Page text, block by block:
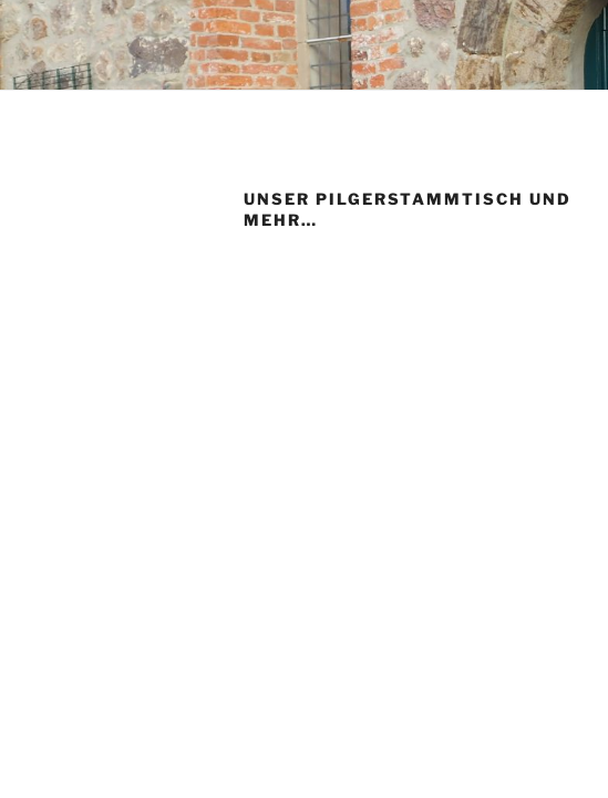
UNSER PILGERSTAMMTISCH UND
MEHR…